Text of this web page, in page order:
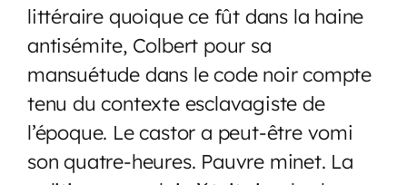
littéraire quoique ce fût dans la haine
antisémite, Colbert pour sa
mansuétude dans le code noir compte
tenu du contexte esclavagiste de
l’époque. Le castor a peut-être vomi
son quatre-heures. Pauvre minet. La